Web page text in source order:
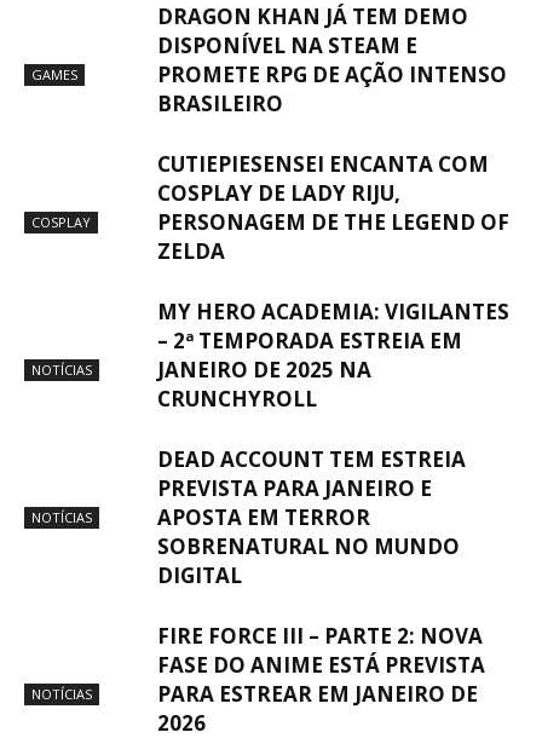
GAMES
DRAGON KHAN JÁ TEM DEMO
DISPONÍVEL NA STEAM E
PROMETE RPG DE AÇÃO INTENSO
BRASILEIRO
COSPLAY
CUTIEPIESENSEI ENCANTA COM
COSPLAY DE LADY RIJU,
PERSONAGEM DE THE LEGEND OF
ZELDA
NOTÍCIAS
MY HERO ACADEMIA: VIGILANTES
– 2ª TEMPORADA ESTREIA EM
JANEIRO DE 2025 NA
CRUNCHYROLL
NOTÍCIAS
DEAD ACCOUNT TEM ESTREIA
PREVISTA PARA JANEIRO E
APOSTA EM TERROR
SOBRENATURAL NO MUNDO
DIGITAL
NOTÍCIAS
FIRE FORCE III – PARTE 2: NOVA
FASE DO ANIME ESTÁ PREVISTA
PARA ESTREAR EM JANEIRO DE
2026